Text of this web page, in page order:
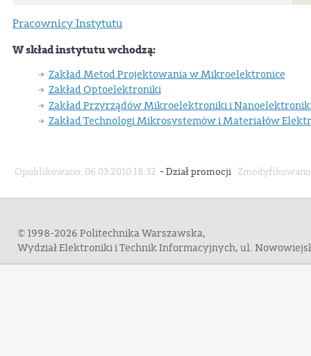
Pracownicy Instytutu
W skład instytutu wchodzą:
Zakład Metod Projektowania w Mikroelektronice
Zakład Optoelektroniki
Zakład Przyrządów Mikroelektroniki i
Zakład Technologi Mikrosystemów i Materiałów
Opublikowano: 06.03.2010 18:32 -Dział promocji
© 1998-2026 Politechnika Warszawska,
Wydział Elektroniki i Technik Informacyjnych, ul.